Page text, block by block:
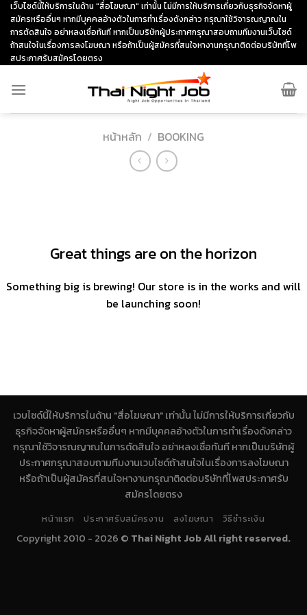
Skip
content
เว็บไซด์นี้ให้บริการในด้าน "สื่อโฆษณา" เท่านั้น ไม่มีการให้บริการเกี่ยวกับธุรกิจจัดหาผู้
สมัครหรืออื่นๆ หากมีบุคคลอ้างตัวในการทำเรื่องดังกล่าว กรุณาใช้วิจารณญาณใน
การตัดสินใจ อย่าหลงเชื่อทันที หากเป็นบริษัทผู้ประกาศกรุณาสอบถามทีมงานเว็บไซด์
ถ้าสนใจในเรื่องการลงโฆษณา หรือถ้าเป็นผู้สมัครที่สนใจหางานกรุณาติดต่อบริษัทที่โพ
สประกาศรับสมัครโดยตรง
หน้าหลัก / BOOKING
Great things are on the horizon
Something big is brewing! Our store is in the works and will
be launching soon!
เวบไซด์นี้ให้บริการในด้าน "สื่อโฆษณา" เท่านั้น ไม่มีการให้บริการเกี่ยวกับ
ธุรกิจจัดหาผู้สมัครหรืออื่นๆ หากมีบุคคลอ้างตัวในการทำเรื่องดังกล่าว
กรุณาใช้วิจารณญาณในการตัดสินใจ อย่าหลงเชื่อทันที หากเป็นบริษัทผู้
ประกาศกรุณาสอบถามทีมงานเวบไซด์ถ้าสนใจในเรื่องการลงโฆษณา
หรือถ้าเป็นผู้สมัครที่สนใจหางานกรุณาติดต่อบริษัทที่โพสประกาศรับ
สมัครโดยตรง
หน้าแรก ประกาศรับสมัครงาน ลงโฆษณา วิธีชำระเงิน
Copyright 2010 - 2026 © Thai Night Job All right reserved.